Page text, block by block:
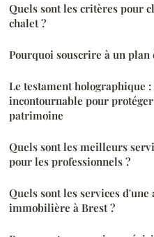
Quels sont les critères pour
chalet ?
Pourquoi souscrire à un plan
Le testament holographique :
incontournable pour
patrimoine
Quels sont les meilleurs
pour les professionnels ?
Quels sont les services d'une
immobilière à Brest ?